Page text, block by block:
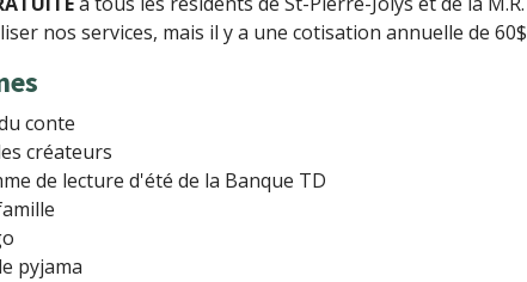
nos services, mais il y a une cotisation annuelle de
conte
créateurs
de lecture d'été de la Banque TD
pyjama